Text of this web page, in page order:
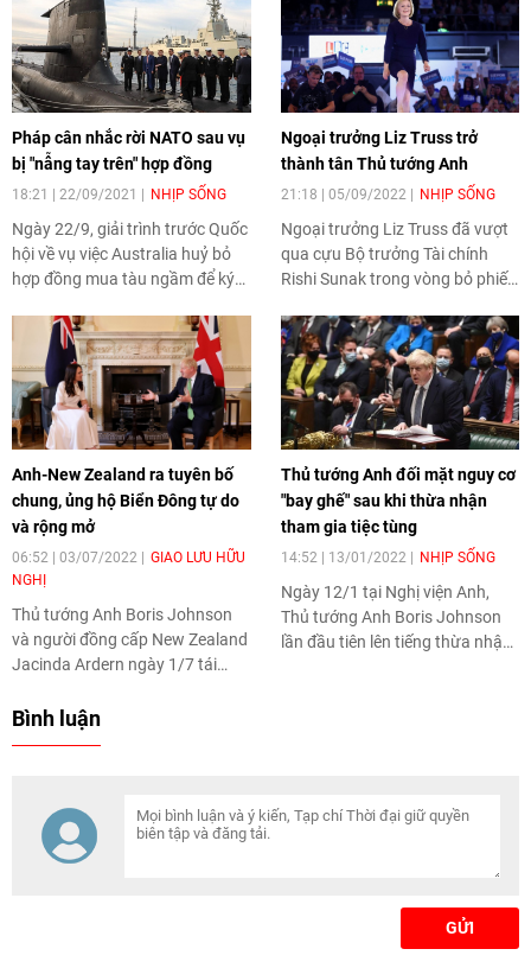
trưởng Mỹ Antony Blinken thừa
nhận cần thời gian để đưa quan
hệ Hoa Kỳ - Pháp quay về quỹ
đạo.
không có đồng minh nào thân
thiết hoặc đáng tin cậy hơn
Australia.
Pháp cân nhắc rời NATO sau vụ
bị "nẫng tay trên" hợp đồng
18:21 | 22/09/2021 NHỊP SỐNG
Ngày 22/9, giải trình trước Quốc
hội về vụ việc Australia huỷ bỏ
hợp đồng mua tàu ngầm để ký
Pháp, bà Florence Parly cho biết
Pháp đang đánh giá lại các mối
quan hệ đồng minh hiện nay,
nhất là phản ứng từ các đối tác
châu Âu.
Ngoại trưởng Liz Truss trở
thành tân Thủ tướng Anh
21:18 | 05/09/2022 NHỊP SỐNG
Ngoại trưởng Liz Truss đã vượt
qua cựu Bộ trưởng Tài chính
Rishi Sunak trong vòng bỏ phiếu
trở thành thủ lĩnh mới của đảng
cầm quyền, qua đó trở thành
tân Thủ tướng Anh.
Anh-New Zealand ra tuyên bố
chung, ủng hộ Biển Đông tự do
và rộng mở
06:52 | 03/07/2022
GIAO LƯU HỮU
NGHỊ
Thủ tướng Anh Boris Johnson
và người đồng cấp New Zealand
Jacinda Ardern ngày 1/7 tái
hải và hàng không ở Biển Đông.
Thủ tướng Anh đối mặt nguy cơ
"bay ghế" sau khi thừa nhận
tham gia tiệc tùng
14:52 | 13/01/2022 NHỊP SỐNG
Ngày 12/1 tại Nghị viện Anh,
Thủ tướng Anh Boris Johnson
lần đầu tiên lên tiếng thừa nhận
Bình luận
GỬI